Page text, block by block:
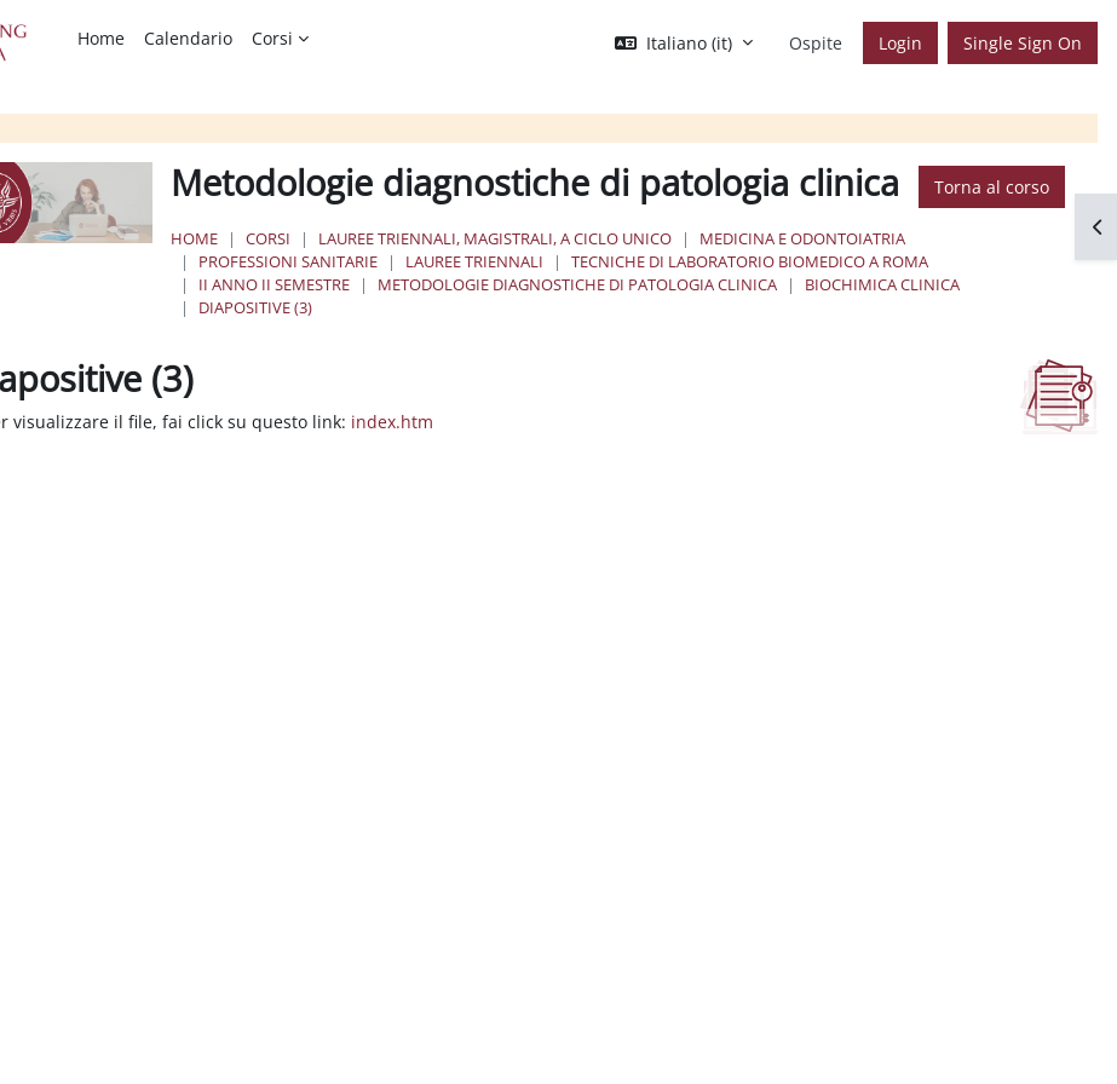
Home
Calendario Corsi Italiano ‎(it)‎ Ospite Login Single Sign On
Metodologie diagnostiche di patologia clinica Torna al corso
HOME CORSI LAUREE TRIENNALI, MAGISTRALI, A CICLO UNICO
MEDICINA E ODONTOIATRIA
PROFESSIONI SANITARIE
LAUREE TRIENNALI
TECNICHE DI LABORATORIO BIOMEDICO A ROMA
II ANNO II SEMESTRE
METODOLOGIE DIAGNOSTICHE DI PATOLOGIA CLINICA
BIOCHIMICA CLINICA
DIAPOSITIVE (3)
(3)
dei criteri
visualizzare il file, fai click su questo link: index.htm